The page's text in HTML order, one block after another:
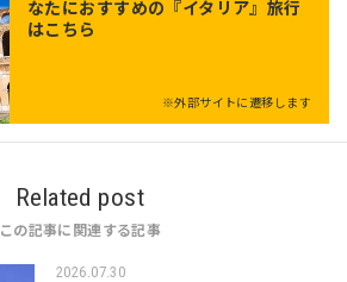
なたにおすすめの『イタリア』旅行
はこちら
※外部サイトに遷移します
Related post
この記事に関連する記事
2026.07.30